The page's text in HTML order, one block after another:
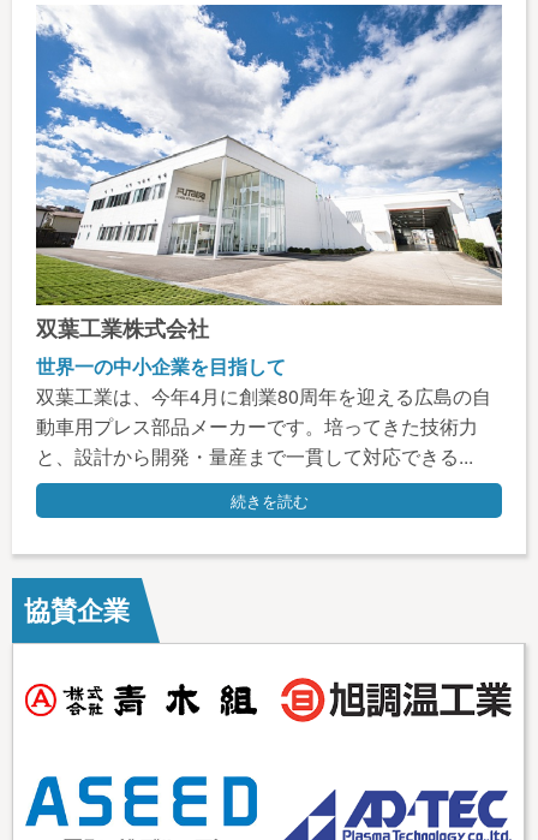
双葉工業株式会社
世界一の中小企業を目指して
双葉工業は、今年4月に創業80周年を迎える広島の自
動車用プレス部品メーカーです。培ってきた技術力
と、設計から開発・量産まで一貫して対応できる...
続きを読む
協賛企業